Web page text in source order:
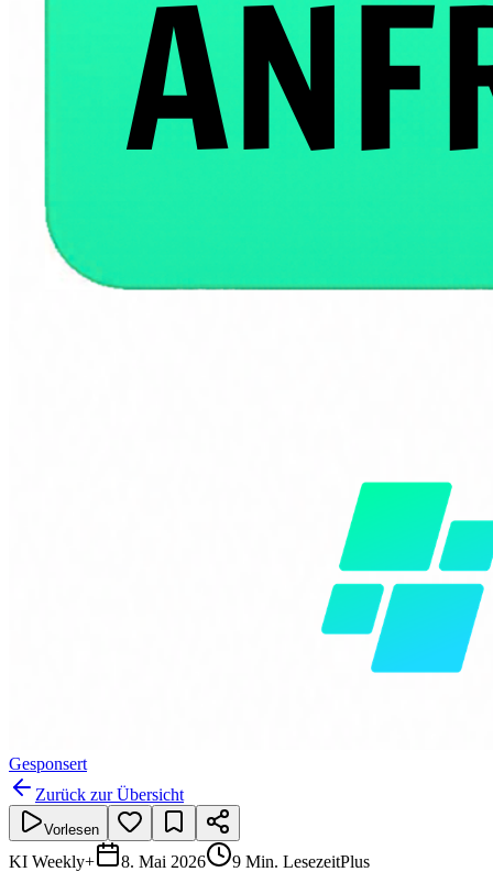
Gesponsert
Zurück zur Übersicht
Vorlesen
KI Weekly+ 8. Mai 2026 9 Min. LesezeitPlus